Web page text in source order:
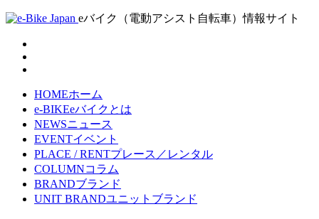
eバイク（電動アシスト自転車）情報サイト
HOMEホーム
e-BIKEeバイクとは
NEWSニュース
EVENTイベント
PLACE / RENTプレース／レンタル
COLUMNコラム
BRANDブランド
UNIT BRANDユニットブランド